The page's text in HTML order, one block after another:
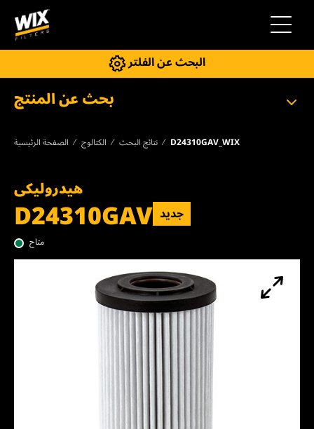
التنقل
البحث عن الفلتر
بحث عن المنتج
الصفحة الرئيسية الكتالوج نتائج البحث D24310GAV_WIX
هيدروليكى
D24310GAV جديد
متاح